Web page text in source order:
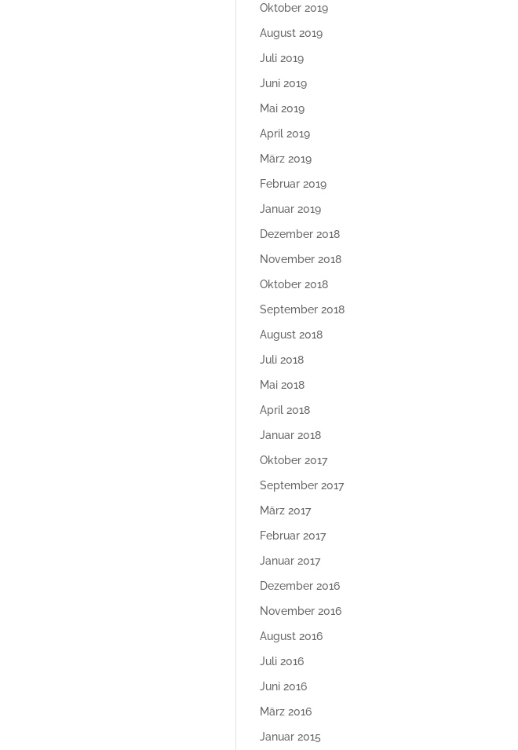
Oktober 2019
August 2019
Juli 2019
Juni 2019
Mai 2019
April 2019
März 2019
Februar 2019
Januar 2019
Dezember 2018
November 2018
Oktober 2018
September 2018
August 2018
Juli 2018
Mai 2018
April 2018
Januar 2018
Oktober 2017
September 2017
März 2017
Februar 2017
Januar 2017
Dezember 2016
November 2016
August 2016
Juli 2016
Juni 2016
März 2016
Januar 2015